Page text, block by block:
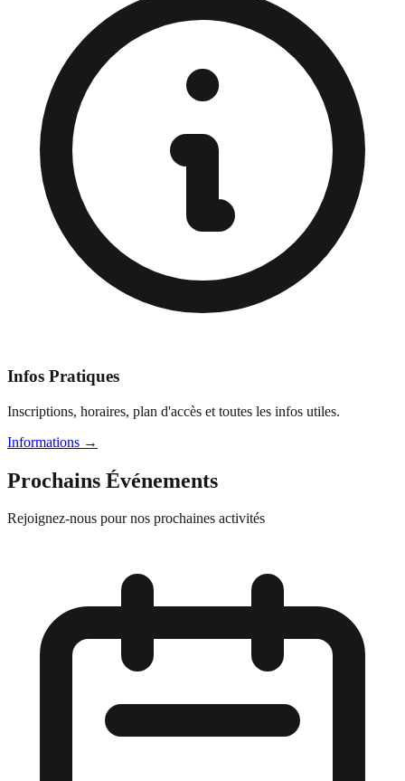
Infos Pratiques
Inscriptions, horaires, plan d'accès et toutes les infos utiles.
Informations →
Prochains Événements
Rejoignez-nous pour nos prochaines activités